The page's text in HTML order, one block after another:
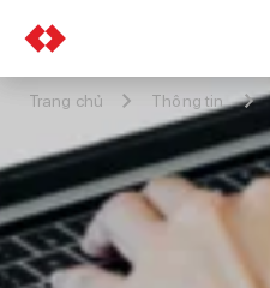
Trang chủ Thông tin